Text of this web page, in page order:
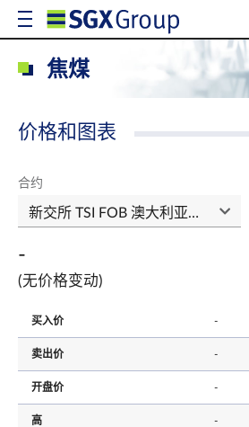
焦煤
价格和图表
合约
-
(无价格变动)
买入价 -
卖出价 -
开盘价 -
高 -